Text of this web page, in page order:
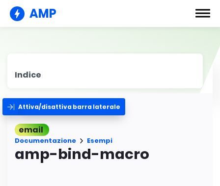
AMP
Indice
Attiva/disattiva barra laterale
email
Documentazione Esempi
amp-bind-macro